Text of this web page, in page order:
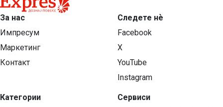
За нас
Импресум
Маркетинг
Контакт
Категории
Следете нѐ
Facebook
X
YouTube
Instagram
Сервиси